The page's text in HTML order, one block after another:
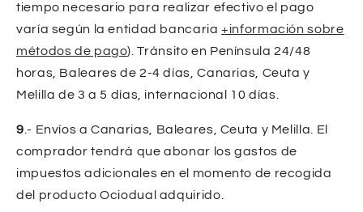
tiempo necesario para realizar efectivo el pago
varía según la entidad bancaria+información sobre
métodos de pago). Tránsito en Península 24/48
horas, Baleares de 2-4 días, Canarias, Ceuta y
Melilla de 3 a 5 días, internacional 10 días.
9.- Envíos a Canarias, Baleares, Ceuta y Melilla. El
comprador tendrá que abonar los gastos de
impuestos adicionales en el momento de recogida
del producto Ociodual adquirido.